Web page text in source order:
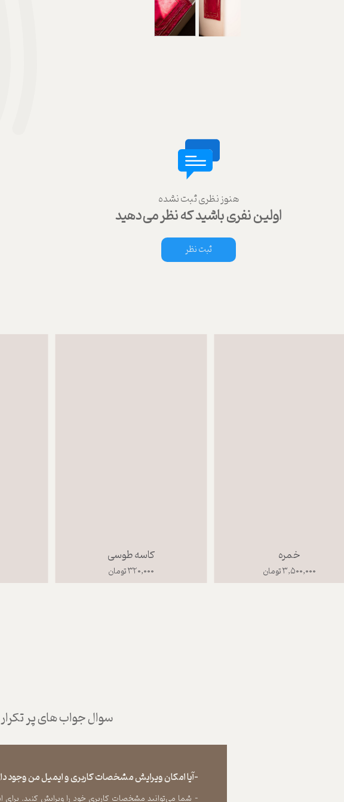
هنوز نظری ثبت نشده
اولین نفری باشید که نظر می‌دهید
ثبت نظر
کاسه طوسی
۳۲۰,۰۰۰ تومان
خمره
۳,۵۰۰,۰۰۰ تومان
سوال جواب های پر تکرار
-آیا امکان ویرایش مشخصات کاربری و ایمیل من وجود
- شما می‏‌توانید مشخصات کاربری خود را ویرایش کنید. برای